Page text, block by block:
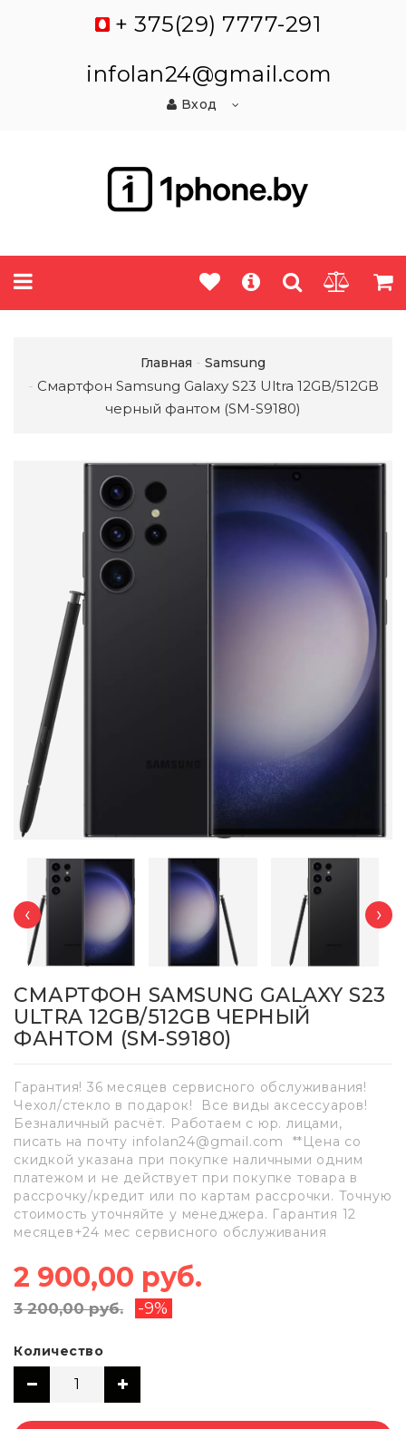
+ 375(29) 7777-291
infolan24@gmail.com
Вход
Главная Samsung
Смартфон Samsung Galaxy S23 Ultra 12GB/512GB
черный фантом (SM-S9180)
‹ ›
СМАРТФОН SAMSUNG GALAXY S23
ULTRA 12GB/512GB ЧЕРНЫЙ
ФАНТОМ (SM-S9180)
Гарантия! 36 месяцев сервисного обслуживания!
Чехол/стекло в подарок! Все виды аксессуаров!
Безналичный расчёт. Работаем с юр. лицами,
писать на почту infolan24@gmail.com **Цена со
скидкой указана при покупке наличными одним
платежом и не действует при покупке товара в
рассрочку/кредит или по картам рассрочки. Точную
стоимость уточняйте у менеджера. Гарантия 12
месяцев+24 мес сервисного обслуживания
2 900,00 руб.
3 200,00 руб. -9%
Количество